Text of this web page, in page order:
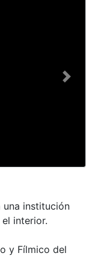
Next
una institución
interior.
y Fílmico del